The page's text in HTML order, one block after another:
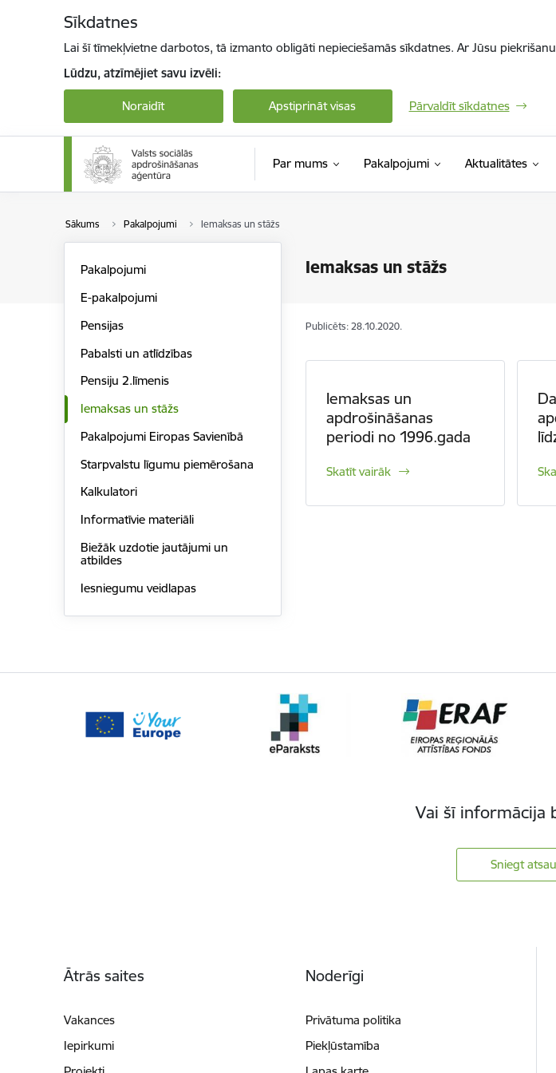
Sīkdatnes
Lai šī tīmekļvietne darbotos, tā izmanto obligāti nepieciešamās sīkdatnes. Ar Jūsu
Lūdzu, atzīmējiet savu izvēli:
Noraidīt Apstiprināt visas Pārvaldīt sīkdatnes
Par mums Pakalpojumi Aktualitātes
Sākums Pakalpojumi Iemaksas un stāžs
Iemaksas un stāžs
Pakalpojumi
E-pakalpojumi
Pensijas
Pabalsti un atlīdzības
Pensiju 2.līmenis
Iemaksas un stāžs
Pakalpojumi Eiropas Savienībā
Starpvalstu līgumu piemērošana
Kalkulatori
Informatīvie materiāli
Biežāk uzdotie jautājumi un
atbildes
Iesniegumu veidlapas
Publicēts: 28.10.2020.
Iemaksas un
apdrošināšanas
periodi no 1996.gada
Skatīt vairāk
Vai šī informācija
Sniegt
Ātrās saites
Vakances
Iepirkumi
Noderīgi
Privātuma politika
Piekļūstamība